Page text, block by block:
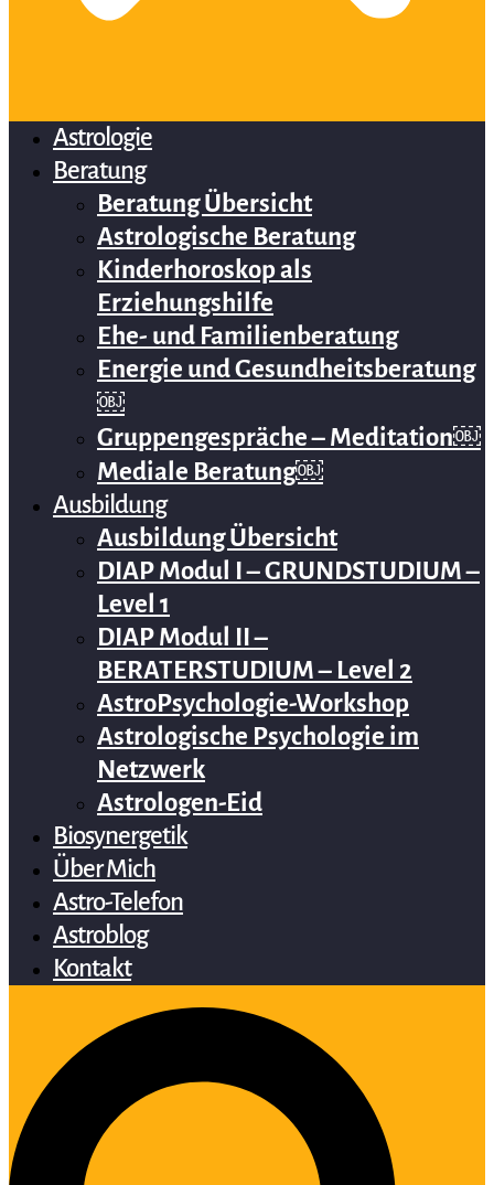
Astrologie
Beratung
Beratung Übersicht
Astrologische Beratung
Kinderhoroskop als
Erziehungshilfe
Ehe- und Familienberatung
Energie und Gesundheitsberatung
￼
Gruppengespräche – Meditation￼
Mediale Beratung￼
Ausbildung
Ausbildung Übersicht
DIAP Modul I – GRUNDSTUDIUM –
Level 1
DIAP Modul II –
BERATERSTUDIUM – Level 2
AstroPsychologie-Workshop
Astrologische Psychologie im
Netzwerk
Astrologen-Eid
Biosynergetik
Über Mich
Astro-Telefon
Astroblog
Kontakt